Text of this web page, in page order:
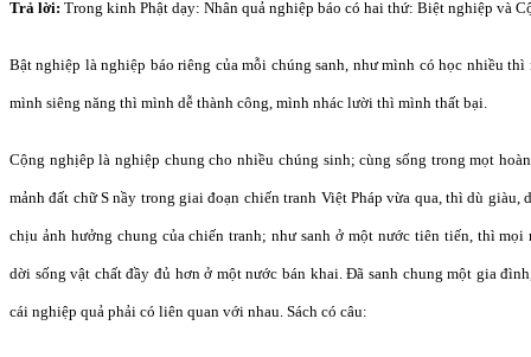
Trả lời: Trong kinh Phật dạy: Nhân quả nghiệp báo có hai thứ: Biệt nghiệp và
Bật nghiệp là nghiệp báo riêng của mỗi chúng sanh, như mình có học nhiều
mình siêng năng thì mình dễ thành công, mình nhác lười thì mình thất bại.
Cộng nghịêp là nghiệp chung cho nhiều chúng sinh; cùng sống trong mọt
mảnh đất chữ S nầy trong giai đoạn chiến tranh Việt Pháp vừa qua, thì dù giàu,
chịu ảnh hưởng chung của chiến tranh; như sanh ở một nước tiên tiến, thì
dời sống vật chất đầy đủ hơn ở một nước bán khai. Ðã sanh chung một gia
cái nghiệp quả phải có liên quan với nhau. Sách có câu: